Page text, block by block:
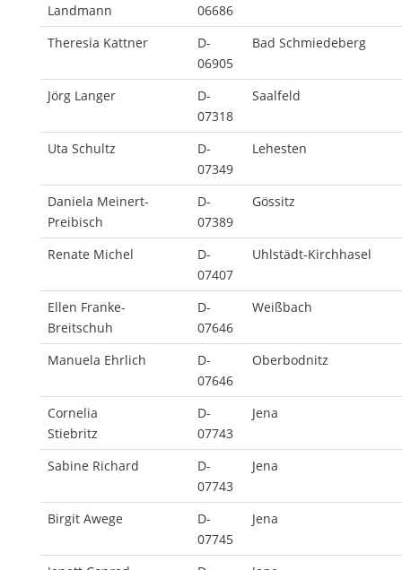
Landmann
06686
Theresia Kattner
D-
06905
Bad Schmiedeberg
Jörg Langer
D-
07318
Saalfeld
Uta Schultz
D-
07349
Lehesten
Daniela Meinert-
Preibisch
D-
07389
Gössitz
Renate Michel
D-
07407
Uhlstädt-Kirchhasel
Ellen Franke-
Breitschuh
D-
07646
Weißbach
Manuela Ehrlich
D-
07646
Oberbodnitz
Cornelia
Stiebritz
D-
07743
Jena
Sabine Richard
D-
07743
Jena
Birgit Awege
D-
07745
Jena